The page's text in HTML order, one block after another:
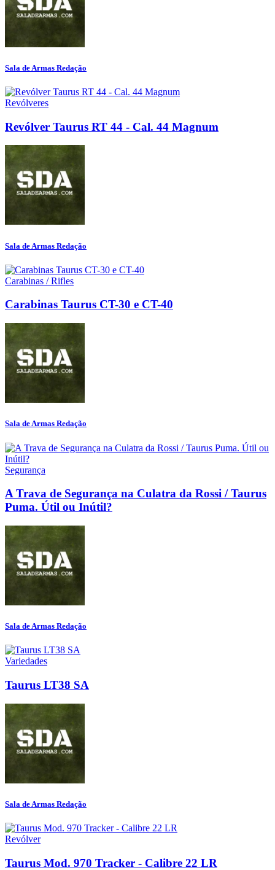
Sala de Armas Redação
Revólveres
Revólver Taurus RT 44 - Cal. 44 Magnum
Sala de Armas Redação
Carabinas / Rifles
Carabinas Taurus CT-30 e CT-40
Sala de Armas Redação
Segurança
A Trava de Segurança na Culatra da Rossi / Taurus
Puma. Útil ou Inútil?
Sala de Armas Redação
Variedades
Taurus LT38 SA
Sala de Armas Redação
Revólver
Taurus Mod. 970 Tracker - Calibre 22 LR